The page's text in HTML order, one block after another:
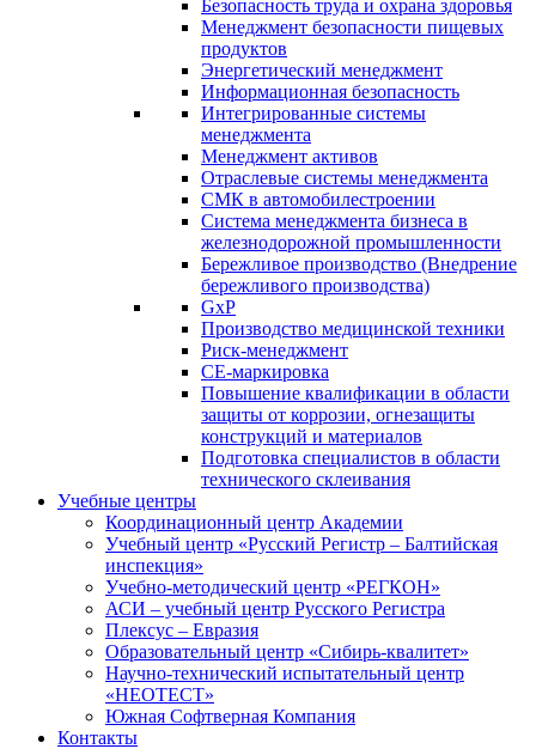
Безопасность труда и охрана здоровья
Менеджмент безопасности пищевых
продуктов
Энергетический менеджмент
Информационная безопасность
Интегрированные системы
менеджмента
Менеджмент активов
Отраслевые системы менеджмента
СМК в автомобилестроении
Система менеджмента бизнеса в
железнодорожной промышленности
Бережливое производство (Внедрение
бережливого производства)
GxP
Производство медицинской техники
Риск-менеджмент
СЕ-маркировка
Повышение квалификации в области
защиты от коррозии, огнезащиты
конструкций и материалов
Подготовка специалистов в области
технического склеивания
Учебные центры
Координационный центр Академии
Учебный центр «Русский Регистр – Балтийская
инспекция»
Учебно-методический центр «РЕГКОН»
АСИ – учебный центр Русского Регистра
Плексус – Евразия
Образовательный центр «Сибирь-квалитет»
Научно-технический испытательный центр
«НЕОТЕСТ»
Южная Софтверная Компания
Контакты